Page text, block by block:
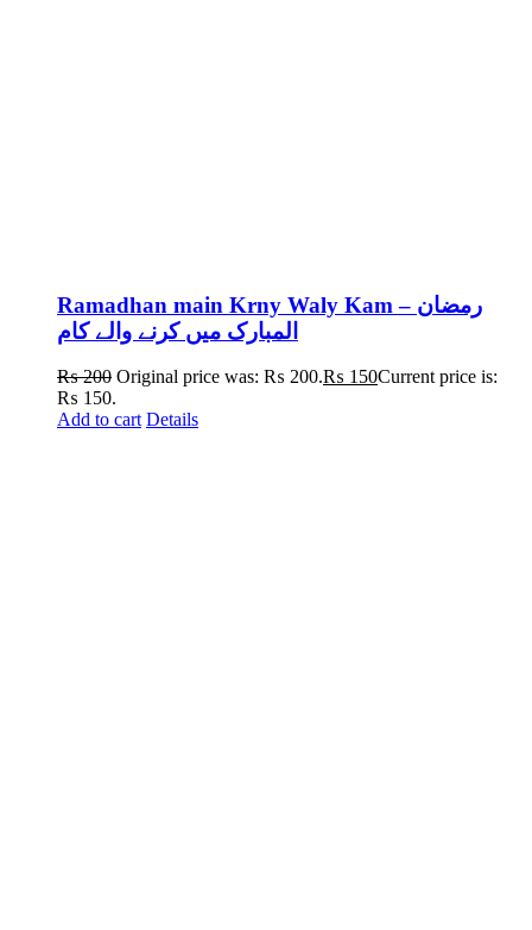
Ramadhan main Krny Waly Kam – رمضان
المبارک میں کرنے والے کام
₨200 Original price was: ₨ 200.₨ 150Current price is:
₨ 150.
Add to cart Details